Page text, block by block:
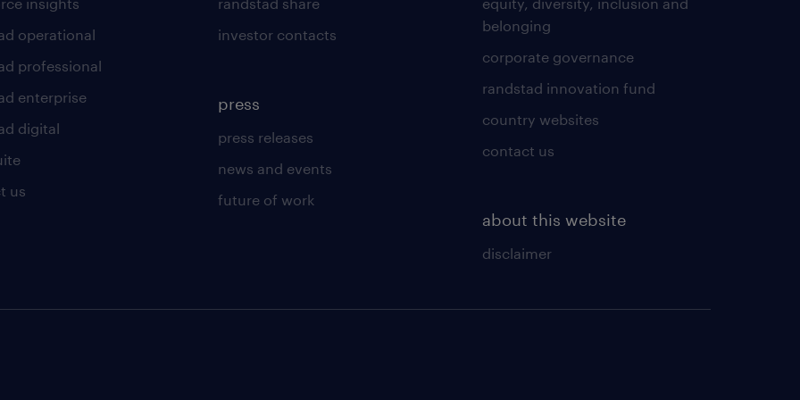
Agencja zatrudnienia – nr wpisu 47
ta oferta pracy przeznaczona jest dla osób powyżej 18 roku
operational
professional
enterprise
digital
us
investor contacts
press
press releases
news and events
future of work
belonging
corporate governance
randstad innovation fund
country websites
contact us
about this website
disclaimer